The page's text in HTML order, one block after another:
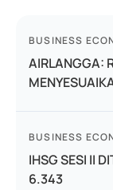
BUSINESS
AIRLANGGA:
BUSINESS
IHSG SESI II
6.343